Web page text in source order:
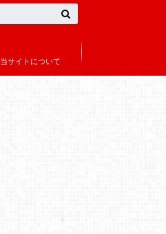
当サイトについて